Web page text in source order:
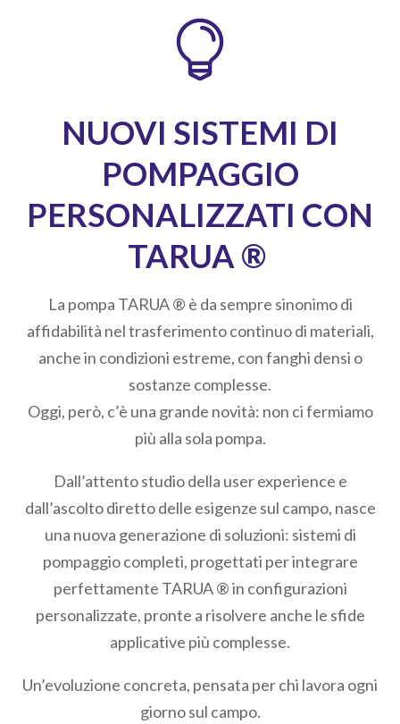

NUOVI SISTEMI DI
POMPAGGIO
PERSONALIZZATI CON
TARUA ®
La pompa TARUA ® è da sempre sinonimo di
affidabilità nel trasferimento continuo di materiali,
anche in condizioni estreme, con fanghi densi o
sostanze complesse.
Oggi, però, c’è una grande novità: non ci fermiamo
più alla sola pompa.
Dall’attento studio della user experience e
dall’ascolto diretto delle esigenze sul campo, nasce
una nuova generazione di soluzioni: sistemi di
pompaggio completi, progettati per integrare
perfettamente TARUA ® in configurazioni
personalizzate, pronte a risolvere anche le sfide
applicative più complesse.
Un’evoluzione concreta, pensata per chi lavora ogni
giorno sul campo.